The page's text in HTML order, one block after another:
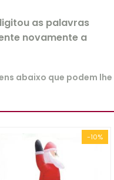
as palavras
novamente a
abaixo que podem lhe
-10%